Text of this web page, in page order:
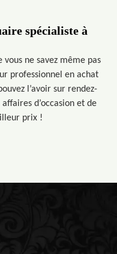
spécialiste à
ne savez même pas
professionnel en achat
l’avoir sur rendez-
d’occasion et de
prix !